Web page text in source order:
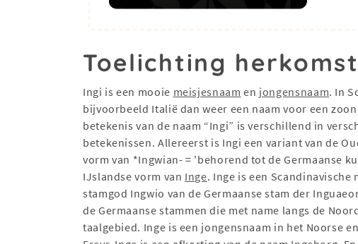
Toelichting
Ingi is een mooie meisjesnaam en jongensnaam. In
bijvoorbeeld Italië dan weer een naam voor een
betekenis van de naam “Ingi” is verschillend in
betekenissen. Allereerst is Ingi een variant van de
vorm van *Ingwian- = 'behorend tot de Germaanse
IJslandse vorm van Inge. Inge is een
stamgod Ingwio van de Germaanse stam der
de Germaanse stammen die met name langs de
taalgebied. Inge is een jongensnaam in het Noorse